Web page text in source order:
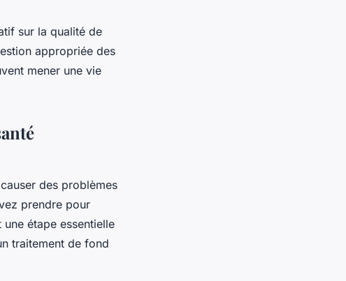
sur la qualité de
appropriée des
mener une vie
des problèmes
prendre pour
une étape essentielle
traitement de fond